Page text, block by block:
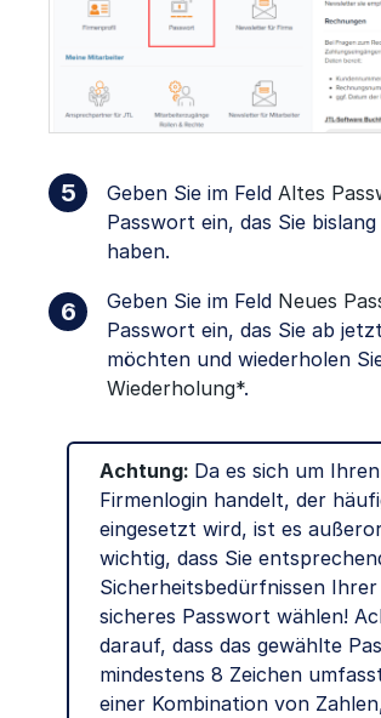
Geben Sie im Feld Altes
Passwort ein, das Sie
haben.
Geben Sie im Feld Neues
Passwort ein, das Sie ab
möchten und wiederholen
Wiederholung*.
Achtung: Da es sich um Ihren
Firmenlogin handelt, der
eingesetzt wird, ist es
wichtig, dass Sie
Sicherheitsbedürfnissen Ihrer
sicheres Passwort wählen!
darauf, dass das gewählte
mindestens 8 Zeichen
einer Kombination von